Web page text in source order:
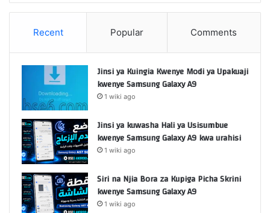
Recent Popular Comments
Jinsi ya Kuingia Kwenye Modi ya Upakuaji
kwenye Samsung Galaxy A9
1 wiki ago
Jinsi ya kuwasha Hali ya Usisumbue
kwenye Samsung Galaxy A9 kwa urahisi
1 wiki ago
Siri na Njia Bora za Kupiga Picha Skrini
kwenye Samsung Galaxy A9
1 wiki ago